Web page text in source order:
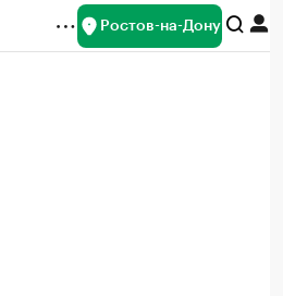
Ростов-на-Дону